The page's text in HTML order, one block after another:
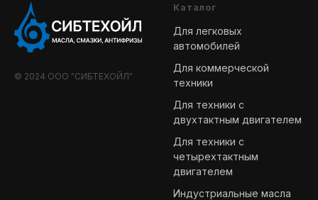
© 2024 ООО "СИБТЕХОЙЛ"
Каталог
Для легковых
автомобилей
Для коммерческой
техники
Для техники с
двухтактным двигателем
Для техники с
четырехтактным
двигателем
Индустриальные масла